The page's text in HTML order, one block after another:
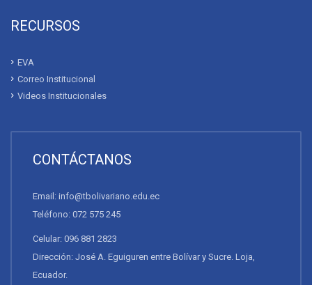
RECURSOS
EVA
Correo Institucional
Videos Institucionales
CONTÁCTANOS
Email: info@tbolivariano.edu.ec
Teléfono: 072 575 245
Celular: 096 881 2823
Dirección: José A. Eguiguren entre Bolívar y Sucre. Loja,
Ecuador.